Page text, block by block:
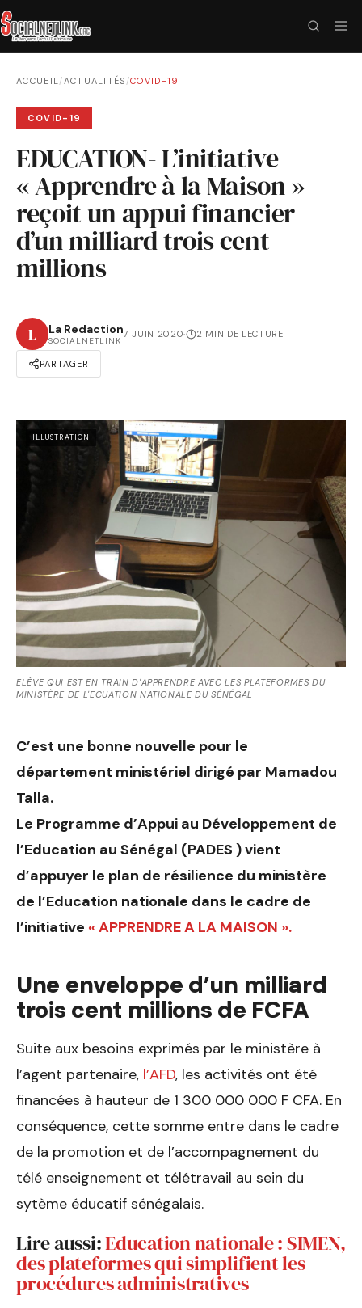
ACCUEIL/ACTUALITÉS /COVID-19
COVID-19
EDUCATION- L’initiative
« Apprendre à la Maison »
reçoit un appui financier
d’un milliard trois cent
millions
L La Redaction
SOCIALNETLINK
7 JUIN 2020· 2 MIN DE LECTURE
PARTAGER
ILLUSTRATION
ELÈVE QUI EST EN TRAIN D'APPRENDRE AVEC LES PLATEFORMES DU
MINISTÈRE DE L'ECUATION NATIONALE DU SÉNÉGAL
C’est une bonne nouvelle pour le
département ministériel dirigé par Mamadou
Talla.
Le Programme d’Appui au Développement de
l’Education au Sénégal (PADES ) vient
d’appuyer le plan de résilience du ministère
de l’Education nationale dans le cadre de
l’initiative « APPRENDRE A LA MAISON ».
Une enveloppe d’un milliard
trois cent millions de FCFA
Suite aux besoins exprimés par le ministère à
l’agent partenaire, l’AFD, les activités ont été
financées à hauteur de 1 300 000 000 F CFA. En
conséquence, cette somme entre dans le cadre
de la promotion et de l’accompagnement du
télé enseignement et télétravail au sein du
sytème éducatif sénégalais.
Lire aussi:Education nationale : SIMEN,
des plateformes qui simplifient les
procédures administratives